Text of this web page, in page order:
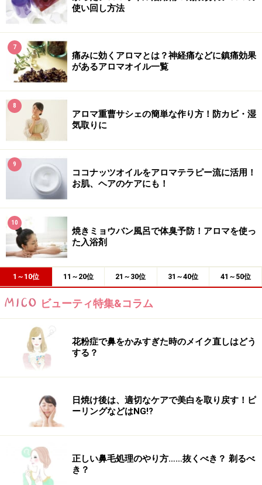
使い回し方法
7
痛みに効くアロマとは？神経痛などに鎮痛効果
があるアロマオイル一覧
8
アロマ重曹サシェの簡単な作り方！防カビ・湿
気取りに
9
ココナッツオイルをアロマテラピー流に活用！
お肌、ヘアのケアにも！
10
焼きミョウバン風呂で体臭予防！アロマを使っ
た入浴剤
1～10位 11～20位 21～30位 31～40位 41～50位
ビューティ特集&コラム
花粉症で鼻をかみすぎた時のメイク直しはどう
する？
日焼け後は、適切なケアで美白を取り戻す！ピ
ーリングなどはNG!?
正しい鼻毛処理のやり方……抜くべき？ 剃るべ
き？